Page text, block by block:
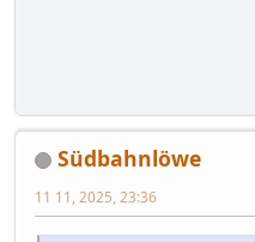
Südbahnlöwe
11 11, 2025, 23:36